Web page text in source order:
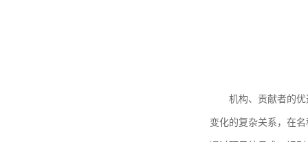
机构、贡献者的
变化的复杂关系，在